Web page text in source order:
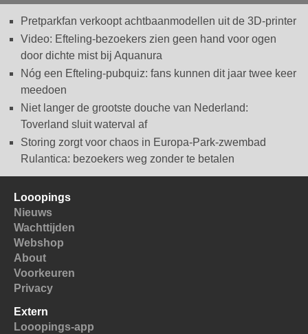
Pretparkfan verkoopt achtbaanmodellen uit de 3D-printer
Video: Efteling-bezoekers zien geen hand voor ogen
door dichte mist bij Aquanura
Nóg een Efteling-pubquiz: fans kunnen dit jaar twee keer
meedoen
Niet langer de grootste douche van Nederland:
Toverland sluit waterval af
Storing zorgt voor chaos in Europa-Park-zwembad
Rulantica: bezoekers weg zonder te betalen
Looopings
Nieuws
Wachttijden
Webshop
About
Voorkeuren
Privacy
Extern
Looopings-app